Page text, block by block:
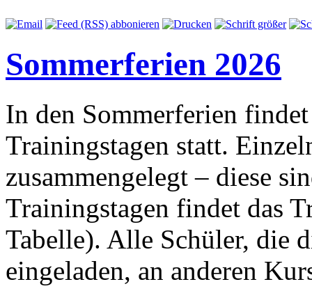
Sommerferien 2026
In den Sommerferien
Trainingstagen statt.
zusammengelegt – diese
Trainingstagen findet das
Tabelle). Alle Schüler, die
eingeladen, an anderen